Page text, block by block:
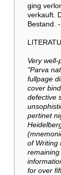
ging
verkauft.
Bestand.
Very
"Parva
fullpage
cover
defective
pertinet
of Writing
for over